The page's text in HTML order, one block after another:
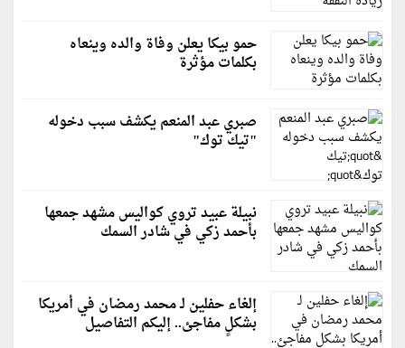
حمو بيكا يعلن وفاة والده وينعاه
بكلمات مؤثرة
صبري عبد المنعم يكشف سبب دخوله
"تيك توك"
نبيلة عبيد تروي كواليس مشهد جمعها
بأحمد زكي في شادر السمك
إلغاء حفلين لـ محمد رمضان في أمريكا
بشكلٍ مفاجئ.. إليكم التفاصيل